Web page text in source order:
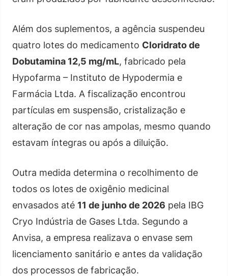
Além dos suplementos, a agência suspendeu
quatro lotes do medicamento Cloridrato de
Dobutamina 12,5 mg/mL, fabricado pela
Hypofarma – Instituto de Hypodermia e
Farmácia Ltda. A fiscalização encontrou
partículas em suspensão, cristalização e
alteração de cor nas ampolas, mesmo quando
estavam íntegras ou após a diluição.
Outra medida determina o recolhimento de
todos os lotes de oxigênio medicinal
envasados até 11 de junho de 2026 pela IBG
Cryo Indústria de Gases Ltda. Segundo a
Anvisa, a empresa realizava o envase sem
licenciamento sanitário e antes da validação
dos processos de fabricação.